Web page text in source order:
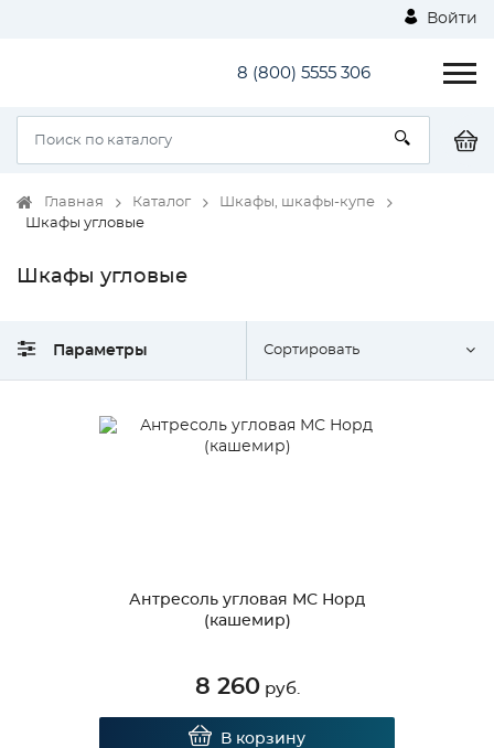
Войти
8 (800) 5555 306
Главная Каталог
Шкафы, шкафы-купе
Шкафы угловые
Шкафы угловые
Параметры Сортировать
Антресоль угловая МС Норд
(кашемир)
8 260руб.
В корзину